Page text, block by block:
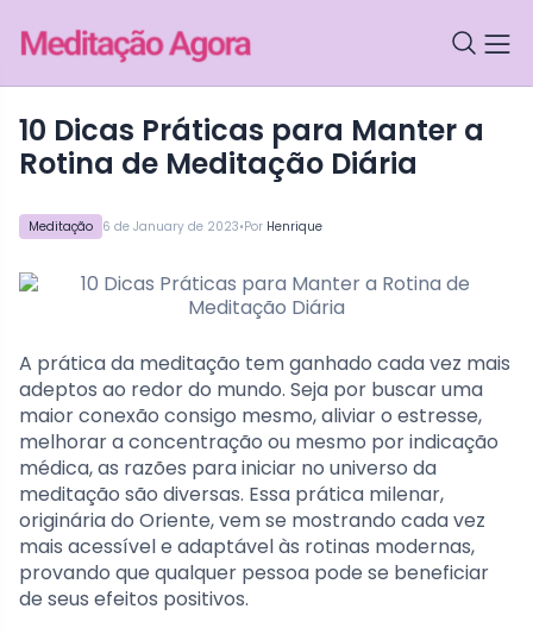
Meditação 6 de January de 2023•Por Henrique
10 Dicas Práticas para Manter a
Rotina de Meditação Diária
A prática da meditação tem ganhado cada vez mais
adeptos ao redor do mundo. Seja por buscar uma
maior conexão consigo mesmo, aliviar o estresse,
melhorar a concentração ou mesmo por indicação
médica, as razões para iniciar no universo da
meditação são diversas. Essa prática milenar,
originária do Oriente, vem se mostrando cada vez
mais acessível e adaptável às rotinas modernas,
provando que qualquer pessoa pode se beneficiar
de seus efeitos positivos.